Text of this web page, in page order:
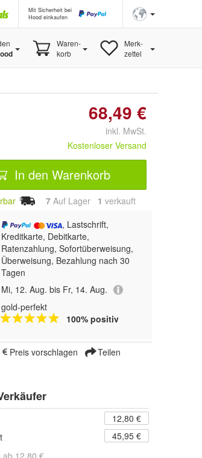
Mit Sicherheit bei
Hood einkaufen
Waren-
korb
Merk-
zettel
68,49 €
inkl. MwSt.
Kostenloser Versand
In den Warenkorb
7 Auf Lager 1 verkauft
, Lastschrift,
Kreditkarte, Debitkarte,
Ratenzahlung, Sofortüberweisung,
Überweisung, Bezahlung nach 30
Tagen
Mi, 12. Aug. bis Fr, 14. Aug.
gold-perfekt
100% positiv
Preis vorschlagen Teilen
12,80 €
45,95 €